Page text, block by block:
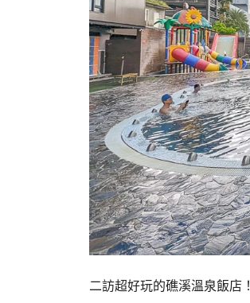
二訪超好玩的礁溪溫泉飯店！